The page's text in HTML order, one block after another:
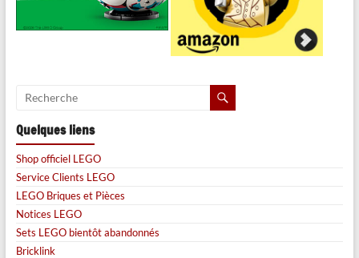
Quelques liens
Shop officiel LEGO
Service Clients LEGO
LEGO Briques et Pièces
Notices LEGO
Sets LEGO bientôt abandonnés
Bricklink